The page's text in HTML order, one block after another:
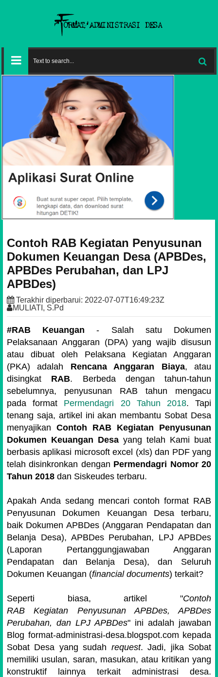
Contoh RAB Kegiatan Penyusunan
Dokumen Keuangan Desa (APBDes,
APBDes Perubahan, dan LPJ
APBDes)
Terakhir diperbarui: 2022-07-07T16:49:23Z
MULIATI, S.Pd
#RAB Keuangan - Salah satu Dokumen
Pelaksanaan Anggaran (DPA) yang wajib disusun
atau dibuat oleh Pelaksana Kegiatan Anggaran
(PKA) adalah Rencana Anggaran Biaya, atau
disingkat RAB. Berbeda dengan tahun-tahun
sebelumnya, penyusunan RAB tahun mengacu
pada format Permendagri 20 Tahun 2018. Tapi
tenang saja, artikel ini akan membantu Sobat Desa
menyajikan Contoh RAB Kegiatan Penyusunan
Dokumen Keuangan Desa yang telah Kami buat
berbasis aplikasi microsoft excel (xls) dan PDF yang
telah disinkronkan dengan Permendagri Nomor 20
Tahun 2018 dan Siskeudes terbaru.
Apakah Anda sedang mencari contoh format RAB
Penyusunan Dokumen Keuangan Desa terbaru,
baik Dokumen APBDes (Anggaran Pendapatan dan
Belanja Desa), APBDes Perubahan, LPJ APBDes
(Laporan Pertanggungjawaban Anggaran
Pendapatan dan Belanja Desa), dan Seluruh
Dokumen Keuangan (financial documents) terkait?
Seperti biasa, artikel "Contoh
RABKegiatan Penyusunan APBDes, APBDes
Perubahan, dan LPJ APBDes" ini adalah jawaban
Blog format-administrasi-desa.blogspot.com kepada
Sobat Desa yang sudah request. Jadi, jika Sobat
memiliki usulan, saran, masukan, atau kritikan yang
konstruktif lainnya terkait administrasi desa.